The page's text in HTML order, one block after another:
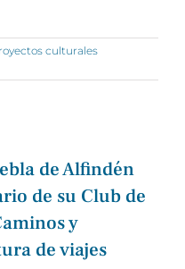
culturales
de Alfindén
de su Club de
y
de viajes